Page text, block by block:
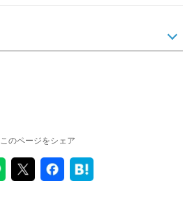
このページをシェア